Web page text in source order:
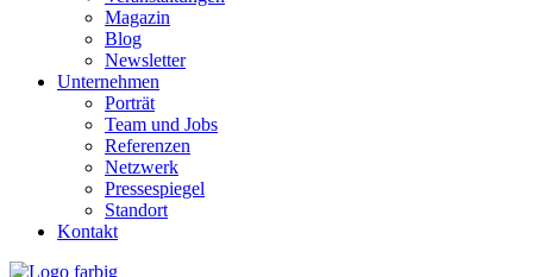
Magazin
Blog
Newsletter
Unternehmen
Porträt
Team und Jobs
Referenzen
Netzwerk
Pressespiegel
Standort
Kontakt